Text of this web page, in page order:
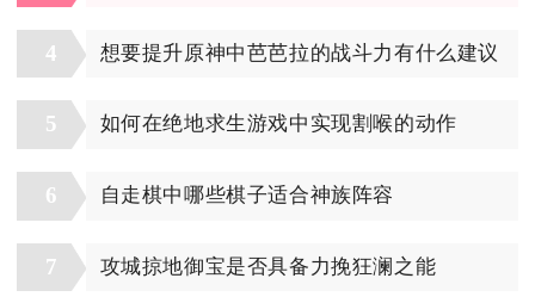
4 想要提升原神中芭芭拉的战斗力有什么建议
5 如何在绝地求生游戏中实现割喉的动作
6 自走棋中哪些棋子适合神族阵容
7 攻城掠地御宝是否具备力挽狂澜之能